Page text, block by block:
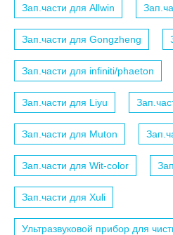
Зап.части для Allwin
Зап.части для Gongzheng
Зап.части для infiniti/phaeton
Зап.части для Liyu
Зап.части для Muton
Зап.части для Wit-color
Зап.части для Xuli
Ультразвуковой прибор для